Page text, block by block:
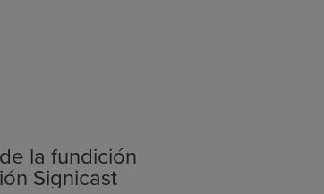
la fundición
Signicast